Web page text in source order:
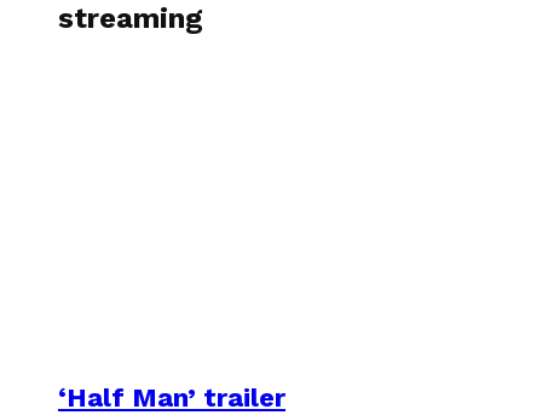
streaming
‘Half Man’ trailer